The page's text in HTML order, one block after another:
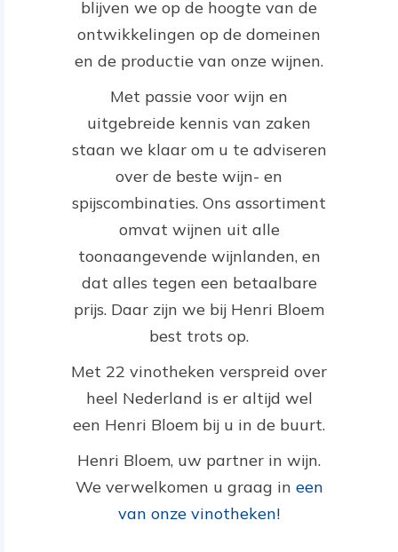
blijven we op de hoogte van de
ontwikkelingen op de domeinen
en de productie van onze wijnen.
Met passie voor wijn en
uitgebreide kennis van zaken
staan we klaar om u te adviseren
over de beste wijn- en
spijscombinaties. Ons assortiment
omvat wijnen uit alle
toonaangevende wijnlanden, en
dat alles tegen een betaalbare
prijs. Daar zijn we bij Henri Bloem
best trots op.
Met 22 vinotheken verspreid over
heel Nederland is er altijd wel
een Henri Bloem bij u in de buurt.
Henri Bloem, uw partner in wijn.
We verwelkomen u graag in een
van onze vinotheken!